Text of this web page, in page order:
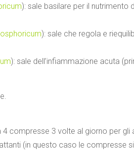
): sale basilare per il nutrimento
): sale che regola e
): sale dell’infiammazione acuta
compresse 3 volte al giorno per
(in questo caso le compresse